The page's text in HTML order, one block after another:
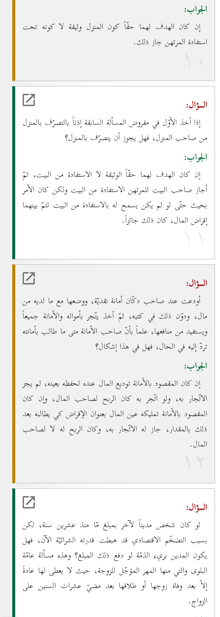
الجواب:
إن كان الهدف لهما حقّاً كون المنزل وثيقة لا كونه تحت
استفادة المرتهن جاز ذلك.
۱٠
السؤال:
إذا أخذ الأوّل في مفروض المسألة السابقة إذناً بالتصرّف بالمنزل
من صاحب المنزل، فهل يجوز أن يتصرّف بالمنزل؟
الجواب:
إن كان الهدف لهما حقّاً الوثيقة لا الاستفادة من البيت، ثمّ
أجاز صاحب البيت للمرتهن الاستفادة من البيت ولكن كان الأمر
بحيث حتّى لو لم يكن يسمح له بالاستفادة من البيت لتمّ بينهما
إقراض المال، كان ذلك جائزاً.
۱۱
السؤال:
أودعت عند صاحب دكّان أمانة نقديّة، ووضعها مع ما لديه من
مال، ودوّن ذلك في كتبه، ثمّ أخذ يتّجر بأمواله والأمانة جميعاً
ويستفيد من منافعها، علماً بأنّ صاحب الأمانة متى ما طالب بأمانته
تردّ إليه في الحال، فهل في هذا إشكال؟
الجواب:
إن كان المقصود بالأمانة توديع المال عنده لحفظه بعينه، لم يجز
الاتّجار به، ولو اتّجر به كان الربح لصاحب المال، وإن كان
المقصود بالأمانة تمليكه عين المال بعنوان الإقراض كي يطالبه بعد
ذلك بالمقدار، جاز له الاتّجار به، وكان الربح له لا لصاحب
المال.
۱۲
السؤال:
لو كان شخص مديناً لآخر بمبلغ مّا منذ عشرين سنة، لكن
بسبب التضخّم الاقتصادي قد هبطت قدرته الشرائيّة الآن، فهل
يكون المدين بريء الذمّة لو دفع ذلك المبلغ؟ وهذه مسألة عامّة
البلوى والتي منها المهر المؤجّل للزوجة، حيث لا يعطى لها عادةً
إلاّ بعد وفاة زوجها أو طلاقها بعد مضيّ عشرات السنين على
الزواج.